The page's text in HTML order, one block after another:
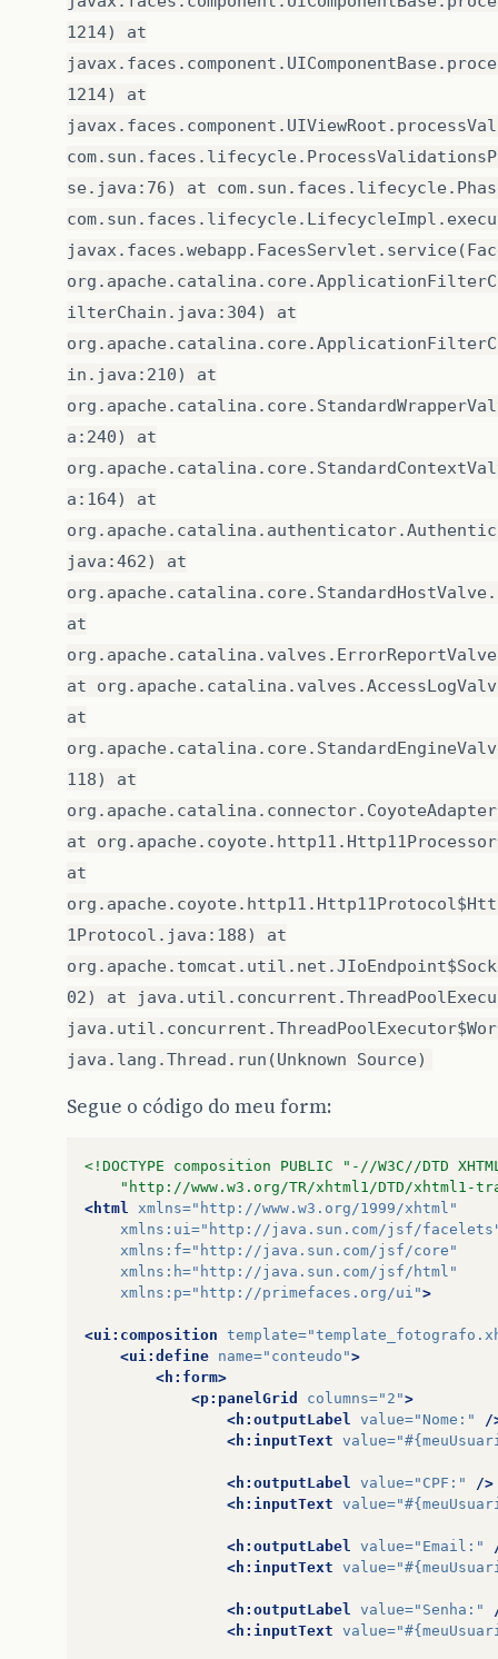
1214) at
1214) at
se.java:76) at
ilterChain.java:304) at
in.java:210) at
a:240) at
a:164) at
java:462) at
at
at
at
118) at
at
at
1Protocol.java:188) at
02) at
java.lang.Thread.run(Unknown Source)
Segue o código do meu form:
<!DOCTYPE composition PUBLIC "-//W3C//DTD
"http://www.w3.org/TR/xhtml1/DTD/xhtml1-
<html xmlns="http://www.w3.org/1999/xhtml"
xmlns:ui="http://java.sun.com/jsf/
xmlns:f="http://java.sun.com/jsf/core"
xmlns:h="http://java.sun.com/jsf/html"
xmlns:p="http://primefaces.org/ui">
<ui:composition template=
<ui:define name="conteudo">
<h:form>
<p:panelGrid
columns="2">
<h:outputLabel value="Nome:"
/
<h:inputText value=
<h:outputLabel value="CPF:"
/>
<h:inputText value=
<h:outputLabel value="Email:"
<h:inputText value=
<h:outputLabel value="Senha:"
<h:inputText value=